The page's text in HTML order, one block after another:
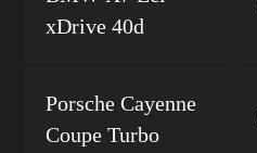
xDrive 40d
Porsche Cayenne
Coupe Turbo